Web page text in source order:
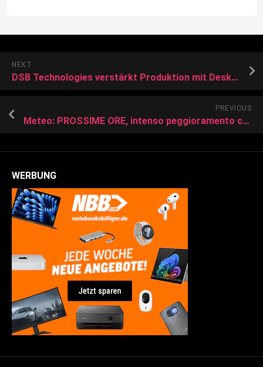
NEXT
DSB Technologies verstärkt Produktion mit Desktop Metal 3D-Drucker
PREVIOUS
Meteo: PROSSIME ORE, intenso peggioramento con Temporali, Grandine e addirittura Downburst fino a Venerdì
WERBUNG